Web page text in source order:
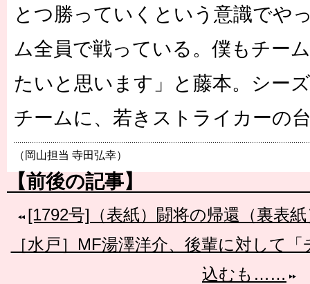
とつ勝っていくという意識でや
ム全員で戦っている。僕もチー
たいと思います」と藤本。シー
チームに、若きストライカーの
（岡山担当 寺田弘幸）
【前後の記事】
[1792号]（表紙）闘将の帰還（裏表
［水戸］MF湯澤洋介、後輩に対して
込むも……